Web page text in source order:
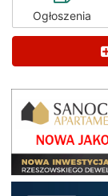
Ogłoszenia